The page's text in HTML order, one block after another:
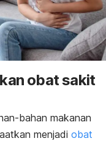
obat sakit
bahan makanan
menjadi obat